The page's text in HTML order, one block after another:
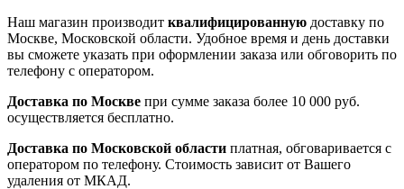
Наш магазин производит квалифицированную доставку по
Москве, Московской области. Удобное время и день доставки
вы сможете указать при оформлении заказа или обговорить по
телефону с оператором.
Доставка по Москве при сумме заказа более 10 000 руб.
осуществляется бесплатно.
Доставка по Московской области платная, обговаривается с
оператором по телефону. Стоимость зависит от Вашего
удаления от МКАД.